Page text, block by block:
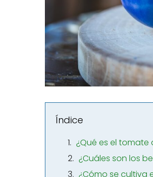
Índice
¿Qué es el
¿Cuáles son los
¿Cómo se cultiva